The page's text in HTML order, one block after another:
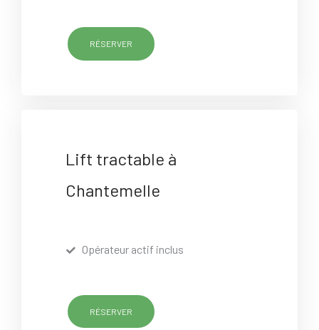
RÉSERVER
Lift tractable à
Chantemelle
Opérateur actif inclus
RÉSERVER